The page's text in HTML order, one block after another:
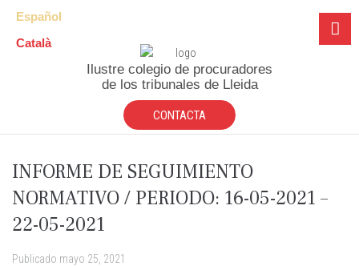
Español
Català
Ilustre colegio de procuradores
de los tribunales de Lleida
CONTACTA
INFORME DE SEGUIMIENTO
NORMATIVO / PERIODO: 16-05-2021 –
22-05-2021
Publicado mayo 25, 2021